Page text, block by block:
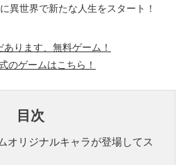
異世界で新たな人生をスタート！
あります、無料ゲーム！
のゲームはこちら！
目次
オリジナルキャラが登場してス